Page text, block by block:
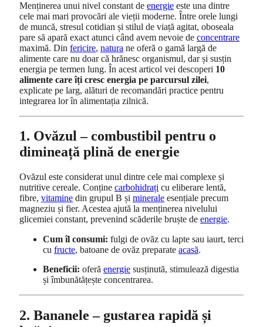
Menținerea unui nivel constant de energie este una dintre
cele mai mari provocări ale vieții moderne. Între orele lungi
de muncă, stresul cotidian și stilul de viață agitat, oboseala
pare să apară exact atunci când avem nevoie de concentrare
maximă. Din fericire, natura ne oferă o gamă largă de
alimente care nu doar că hrănesc organismul, dar și susțin
energia pe termen lung. În acest articol vei descoperi 10
alimente care îți cresc energia pe parcursul zilei,
explicate pe larg, alături de recomandări practice pentru
integrarea lor în alimentația zilnică.
1. Ovăzul – combustibil pentru o
dimineață plină de energie
Ovăzul este considerat unul dintre cele mai complexe și
nutritive cereale. Conține carbohidrați cu eliberare lentă,
fibre, vitamine din grupul B și minerale esențiale precum
magneziu și fier. Acestea ajută la menținerea nivelului
glicemiei constant, prevenind scăderile bruște de energie.
Cum îl consumi: fulgi de ovăz cu lapte sau iaurt, terci
cu fructe, batoane de ovăz preparate acasă.
Beneficii: oferă energie susținută, stimulează digestia
și îmbunătățește concentrarea.
2. Bananele – gustarea rapidă și